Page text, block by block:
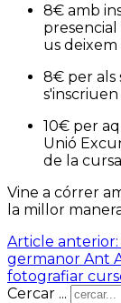
8€ amb
us
8€ per als
10€ per
Unió
de la
Vine a córrer
la millor
Article anterior:
germanor Ant
fotografiar
Cercar ...